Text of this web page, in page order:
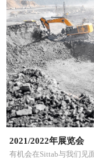
2021/2022年展览会
有机会在Sittab与我们见